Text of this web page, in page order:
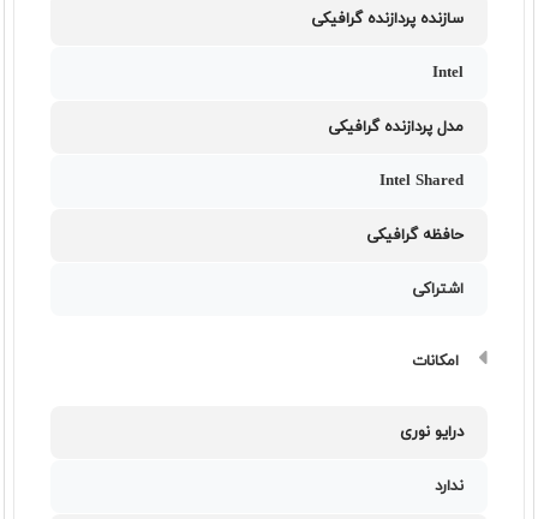
سازنده پردازنده گرافیکی
Intel
مدل پردازنده گرافیکی
Intel Shared
حافظه گرافیکی
اشتراکی
امکانات
درایو نوری
ندارد